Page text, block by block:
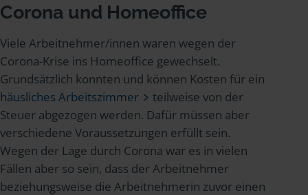
Corona und Homeoffice
Viele Arbeitnehmer/innen waren wegen der
Corona-Krise ins Homeoffice gewechselt.
Grundsätzlich konnten und können Kosten für ein
häusliches Arbeitszimmer
teilweise von der
Steuer abgezogen werden. Dafür müssen aber
verschiedene Voraussetzungen erfüllt sein.
Wegen der Lage durch Corona war es in vielen
Fällen aber so sein, dass der Arbeitnehmer
beziehungsweise die Arbeitnehmerin zuvor einen